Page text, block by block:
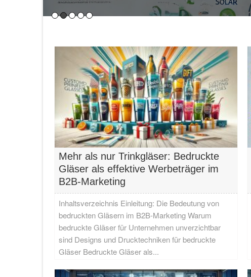
Einführung in nachhaltige Energie für KMUs
Mehr als nur Trinkgläser: Bedruckte
Gläser als effektive Werbeträger im
B2B-Marketing
Inhaltsverzeichnis Einleitung: Die Bedeutung von
bedruckten Gläsern im B2B-Marketing Warum
bedruckte Gläser für Unternehmen unverzichtbar
sind Designs und Drucktechniken für bedruckte
Gläser Bedruckte Gläser als...